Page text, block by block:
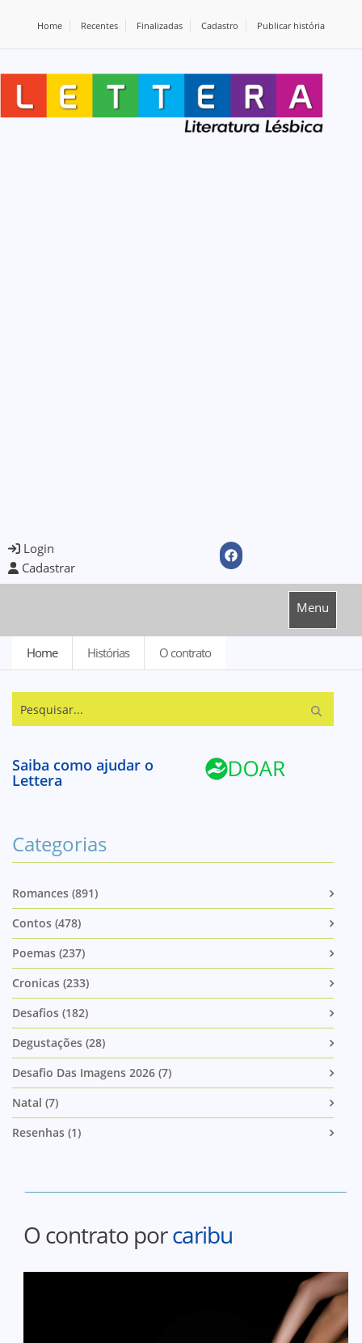
Home Recentes Finalizadas Cadastro Publicar história
Login
Cadastrar
Menu
Home Histórias O contrato
Saiba como ajudar o
Lettera
Categorias
Romances (891)
Contos (478)
Poemas (237)
Cronicas (233)
Desafios (182)
Degustações (28)
Desafio Das Imagens 2026 (7)
Natal (7)
Resenhas (1)
O contrato porcaribu